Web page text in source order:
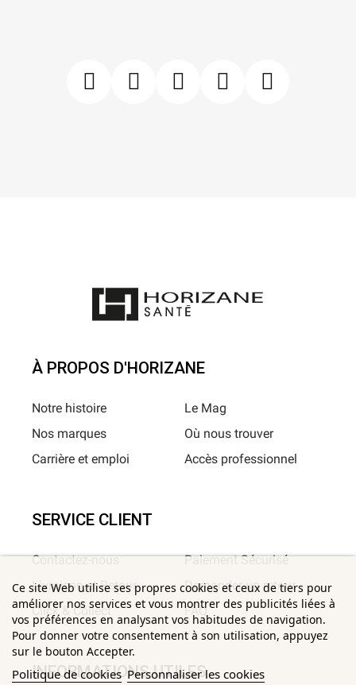
Ce site Web utilise ses propres cookies et ceux de tiers pour
améliorer nos services et vous montrer des publicités liées à
vos préférences en analysant vos habitudes de navigation.
Pour donner votre consentement à son utilisation, appuyez
sur le bouton Accepter.
Politique de cookies Personnaliser les cookies
À PROPOS D'HORIZANE
Notre histoire
Nos marques
Carrière et emploi
Le Mag
Où nous trouver
Accès professionnel
SERVICE CLIENT
Contactez-nous
Livraison et Retour
Click & Collect
Paiement Sécurisé
Demander un retour
FAQ
INFORMATIONS UTILES